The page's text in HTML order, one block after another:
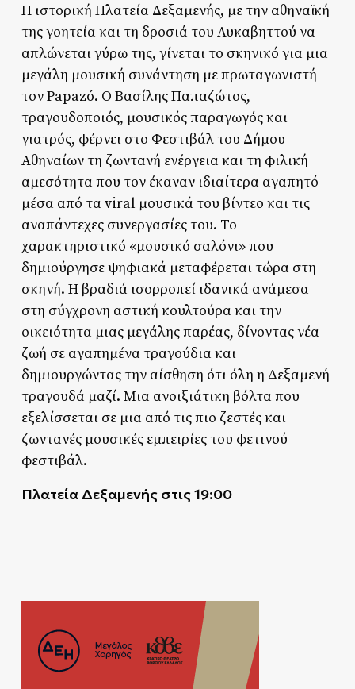
Η ιστορική Πλατεία Δεξαμενής, με την αθηναϊκή
της γοητεία και τη δροσιά του Λυκαβηττού να
απλώνεται γύρω της, γίνεται το σκηνικό για μια
μεγάλη μουσική συνάντηση με πρωταγωνιστή
τον Papazó. Ο Βασίλης Παπαζώτος,
τραγουδοποιός, μουσικός παραγωγός και
γιατρός, φέρνει στο Φεστιβάλ του Δήμου
Αθηναίων τη ζωντανή ενέργεια και τη φιλική
αμεσότητα που τον έκαναν ιδιαίτερα αγαπητό
μέσα από τα viral μουσικά του βίντεο και τις
αναπάντεχες συνεργασίες του. Το
χαρακτηριστικό «μουσικό σαλόνι» που
δημιούργησε ψηφιακά μεταφέρεται τώρα στη
σκηνή. Η βραδιά ισορροπεί ιδανικά ανάμεσα
στη σύγχρονη αστική κουλτούρα και την
οικειότητα μιας μεγάλης παρέας, δίνοντας νέα
ζωή σε αγαπημένα τραγούδια και
δημιουργώντας την αίσθηση ότι όλη η Δεξαμενή
τραγουδά μαζί. Μια ανοιξιάτικη βόλτα που
εξελίσσεται σε μια από τις πιο ζεστές και
ζωντανές μουσικές εμπειρίες του φετινού
φεστιβάλ.
Πλατεία Δεξαμενής στις 19:00